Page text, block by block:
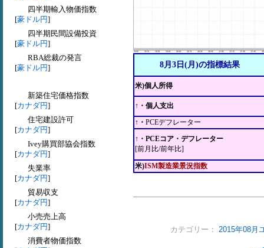
四半期輸入物価指数
[豪ドル円]
四半期民間設備投資
[豪ドル円]
RBA総裁の発言
[豪ドル円]
新築住宅価格指数
[カナダ円]
住宅建設許可
[カナダ円]
Ivey購買部協会指数
[カナダ円]
失業率
[カナダ円]
貿易収支
[カナダ円]
小売売上高
[カナダ円]
消費者物価指数
8月3日(月)の指標結果
米)個人所得
↑・個人支出
↑・ PCEデフレーター
↑・PCEコア・デフレーター
[前月比/前年比]
米)ISM製造業景況指数
カテゴリー： 2015年08月